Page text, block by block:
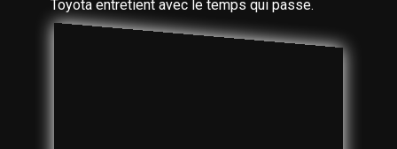
Toyota entretient avec le temps qui passe.